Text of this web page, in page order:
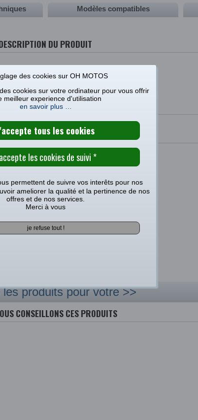
Modèles compatibles
DU PRODUIT
TECHNIQUE
MODÈLES COMPATIBLES
ARRIERE MOOSE RACING KTM 85 SX
|2016 |2015|2014|2013
les produits pour votre >>
CONSEILLONS CES PRODUITS
cookies sur votre ordinateur pour vous offrir
meilleur experience d'utilisation
en savoir plus …
permettent de suivre vos interêts pour nos
ameliorer la qualité et la pertinence de nos
offres et de nos services.
Merci à vous